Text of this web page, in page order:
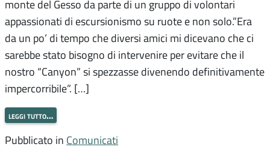
monte del Gesso da parte di un gruppo di volontari
appassionati di escursionismo su ruote e non solo.”Era
da un po’ di tempo che diversi amici mi dicevano che ci
sarebbe stato bisogno di intervenire per evitare che il
nostro “Canyon” si spezzasse divenendo definitivamente
impercorribile”. […]
leggi tutto…
Pubblicato in Comunicati